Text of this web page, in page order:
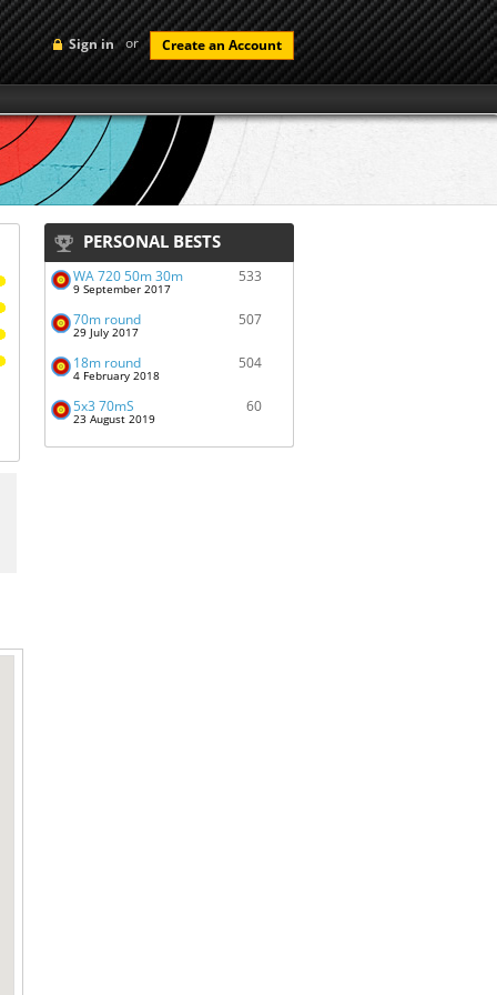
Sign in or Create an Account
PERSONAL BESTS
WA 720 50m 30m
9 September 2017
533
70m round
29 July 2017
507
18m round
4 February 2018
504
5x3 70mS
23 August 2019
60